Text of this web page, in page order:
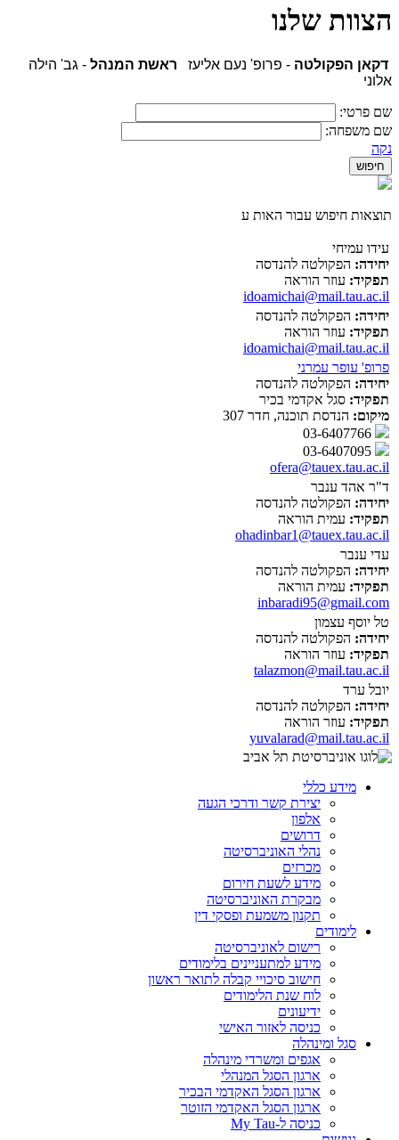
הצוות שלנו
דקאן הפקולטה - פרופ' נעם אליעז ראשת המנהל - גב' הילה
אלוני
שם פרטי:
שם משפחה:
נקה
תוצאות חיפוש עבור האות ע
עידו עמיחי
יחידה: הפקולטה להנדסה
תפקיד: עוזר הוראה
idoamichai@mail.tau.ac.il
יחידה: הפקולטה להנדסה
תפקיד: עוזר הוראה
idoamichai@mail.tau.ac.il
פרופ' עופר עמרני
יחידה: הפקולטה להנדסה
תפקיד: סגל אקדמי בכיר
מיקום: הנדסת תוכנה, חדר 307
ofera@tauex.tau.ac.il
ד"ר אהד ענבר
יחידה: הפקולטה להנדסה
תפקיד: עמית הוראה
ohadinbar1@tauex.tau.ac.il
עדי ענבר
יחידה: הפקולטה להנדסה
תפקיד: עמית הוראה
inbaradi95@gmail.com
טל יוסף עצמון
יחידה: הפקולטה להנדסה
תפקיד: עוזר הוראה
talazmon@mail.tau.ac.il
יובל ערד
יחידה: הפקולטה להנדסה
תפקיד: עוזר הוראה
yuvalarad@mail.tau.ac.il
מידע כללי
יצירת קשר ודרכי הגעה
אלפון
דרושים
נהלי האוניברסיטה
מכרזים
מידע לשעת חירום
מבקרת האוניברסיטה
תקנון משמעת ופסקי דין
לימודים
רישום לאוניברסיטה
מידע למתעניינים בלימודים
חישוב סיכויי קבלה לתואר ראשון
לוח שנת הלימודים
ידיעונים
כניסה לאזור האישי
סגל ומינהלה
אגפים ומשרדי מינהלה
ארגון הסגל המנהלי
ארגון הסגל האקדמי הבכיר
ארגון הסגל האקדמי הזוטר
כניסה ל-My Tau